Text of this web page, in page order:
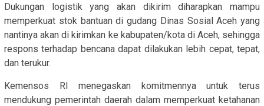
Dukungan logistik yang akan dikirim diharapkan mampu
memperkuat stok bantuan di gudang Dinas Sosial Aceh yang
nantinya akan di kirimkan ke kabupaten/kota di Aceh, sehingga
respons terhadap bencana dapat dilakukan lebih cepat, tepat,
dan terukur.
Kemensos RI menegaskan komitmennya untuk terus
mendukung pemerintah daerah dalam memperkuat ketahanan